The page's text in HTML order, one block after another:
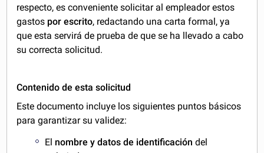
respecto, es conveniente solicitar al empleador estos
gastos por escrito, redactando una carta formal, ya
que esta servirá de prueba de que se ha llevado a cabo
su correcta solicitud.
Contenido de esta solicitud
Este documento incluye los siguientes puntos básicos
para garantizar su validez:
El nombre y datos de identificación del